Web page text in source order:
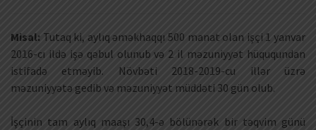
Misal: Tutaq ki, aylıq əməkhaqqı 500 manat olan işçi 1 yanvar
2016-cı ildə işə qəbul olunub və 2 il məzuniyyət hüququndan
istifadə etməyib. Növbəti 2018-2019-cu illər üzrə
məzuniyyətə gedib və məzuniyyət müddəti 30 gün olub.
İşçinin tam aylıq maaşı 30,4-ə bölünərək bir təqvim günü